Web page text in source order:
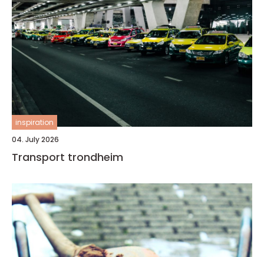
inspiration
04. July 2026
Transport trondheim